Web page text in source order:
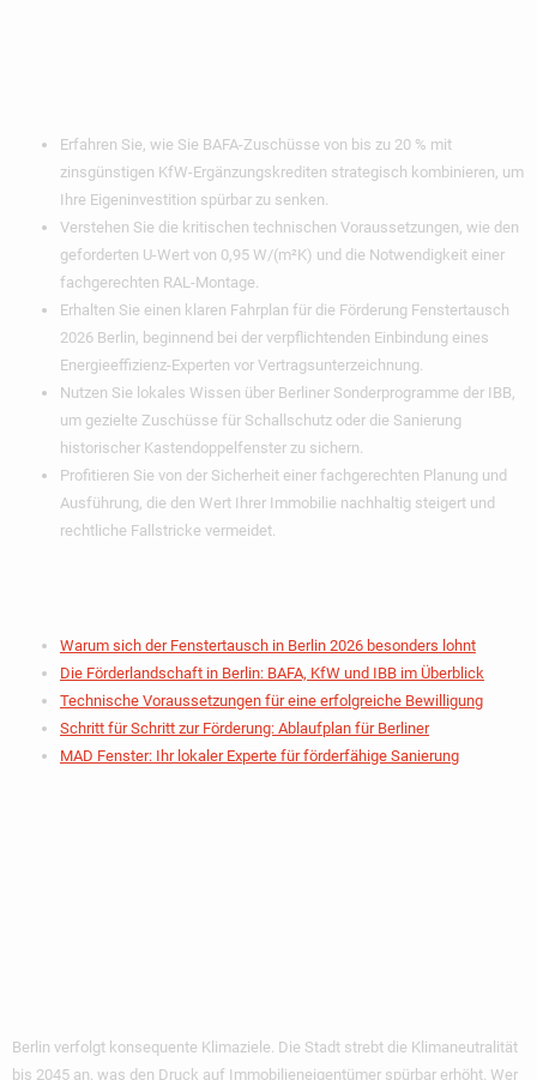
Erfahren Sie, wie Sie BAFA-Zuschüsse von bis zu 20 % mit
zinsgünstigen KfW-Ergänzungskrediten strategisch kombinieren, um
Ihre Eigeninvestition spürbar zu senken.
Verstehen Sie die kritischen technischen Voraussetzungen, wie den
geforderten U-Wert von 0,95 W/(m²K) und die Notwendigkeit einer
fachgerechten RAL-Montage.
Erhalten Sie einen klaren Fahrplan für die Förderung Fenstertausch
2026 Berlin, beginnend bei der verpflichtenden Einbindung eines
Energieeffizienz-Experten vor Vertragsunterzeichnung.
Nutzen Sie lokales Wissen über Berliner Sonderprogramme der IBB,
um gezielte Zuschüsse für Schallschutz oder die Sanierung
historischer Kastendoppelfenster zu sichern.
Profitieren Sie von der Sicherheit einer fachgerechten Planung und
Ausführung, die den Wert Ihrer Immobilie nachhaltig steigert und
rechtliche Fallstricke vermeidet.
Warum sich der Fenstertausch in Berlin 2026 besonders lohnt
Die Förderlandschaft in Berlin: BAFA, KfW und IBB im Überblick
Technische Voraussetzungen für eine erfolgreiche Bewilligung
Schritt für Schritt zur Förderung: Ablaufplan für Berliner
MAD Fenster: Ihr lokaler Experte für förderfähige Sanierung
Berlin verfolgt konsequente Klimaziele. Die Stadt strebt die Klimaneutralität
bis 2045 an, was den Druck auf Immobilieneigentümer spürbar erhöht. Wer